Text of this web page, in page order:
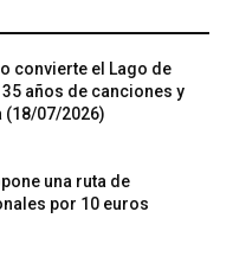
convierte el Lago de
años de canciones y
07/2026)
una ruta de
por 10 euros